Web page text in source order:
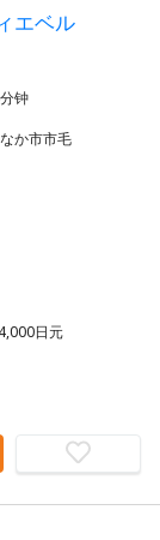
エベル
か市市毛
日元